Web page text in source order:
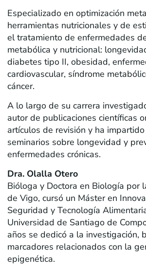
Especializado en optimización
herramientas nutricionales y de
el tratamiento de enfermedades
metabólica y nutricional:
diabetes tipo II, obesidad,
cardiovascular, síndrome
cáncer.
A lo largo de su carrera
autor de publicaciones científicas
artículos de revisión y ha
seminarios sobre longevidad y
enfermedades crónicas.
Dra. Olalla Otero
Bióloga y Doctora en Biología por
de Vigo, cursó un Máster en
Seguridad y Tecnología
Universidad de Santiago de
años se dedicó a la investigación,
marcadores relacionados con la
epigenética.